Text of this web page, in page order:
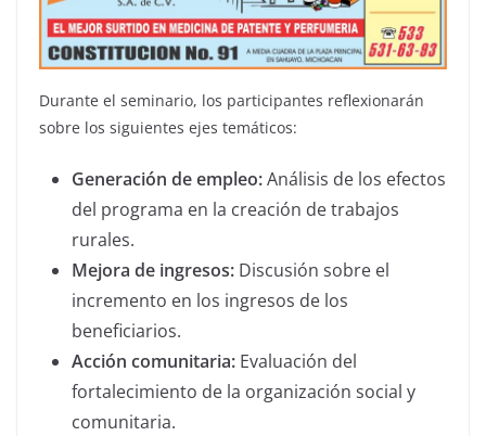
Durante el seminario, los participantes reflexionarán
sobre los siguientes ejes temáticos:
Generación de empleo:Análisis de los efectos
del programa en la creación de trabajos
rurales.
Mejora de ingresos: Discusión sobre el
incremento en los ingresos de los
beneficiarios.
Acción comunitaria: Evaluación del
fortalecimiento de la organización social y
comunitaria.